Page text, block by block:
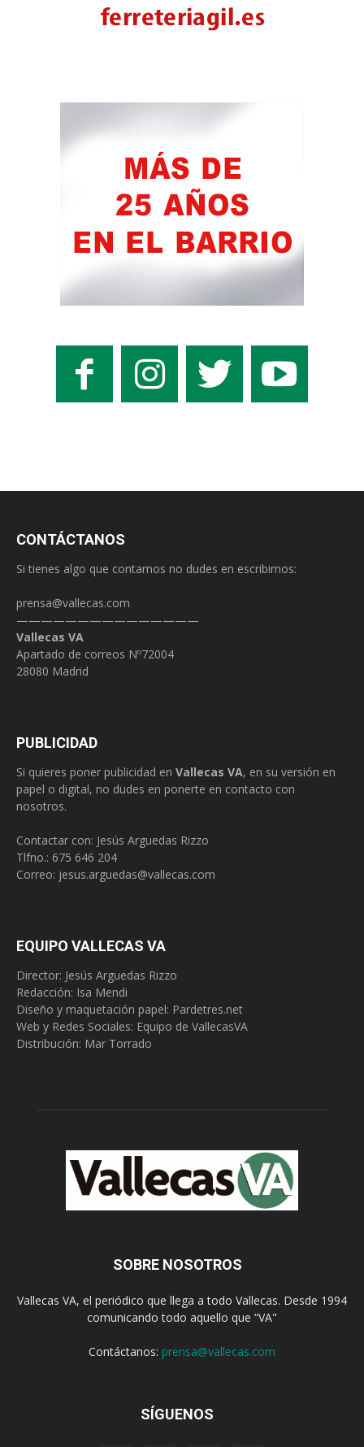
CONTÁCTANOS
Si tienes algo que contarnos no dudes en escribirnos:
prensa@vallecas.com
———————————————
Vallecas VA
Apartado de correos Nº72004
28080 Madrid
PUBLICIDAD
Si quieres poner publicidad en Vallecas VA, en su versión en
papel o digital, no dudes en ponerte en contacto con
nosotros.
Contactar con: Jesús Arguedas Rizzo
Tlfno.: 675 646 204
Correo: jesus.arguedas@vallecas.com
EQUIPO VALLECAS VA
Director: Jesús Arguedas Rizzo
Redacción: Isa Mendi
Diseño y maquetación papel: Pardetres.net
Web y Redes Sociales: Equipo de VallecasVA
Distribución: Mar Torrado
SOBRE NOSOTROS
Vallecas VA, el periódico que llega a todo Vallecas. Desde 1994
comunicando todo aquello que “VA"
Contáctanos: prensa@vallecas.com
SÍGUENOS